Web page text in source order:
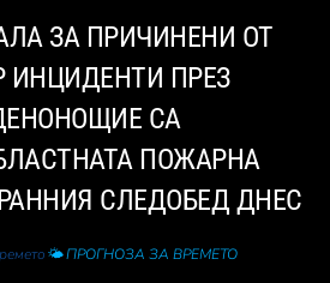
ЗА ПРИЧИНЕНИ ОТ
ИНЦИДЕНТИ ПРЕЗ
СА
ПОЖАРНА
СЛЕДОБЕД ДНЕС
🌤️ ПРОГНОЗА ЗА ВРЕМЕТО